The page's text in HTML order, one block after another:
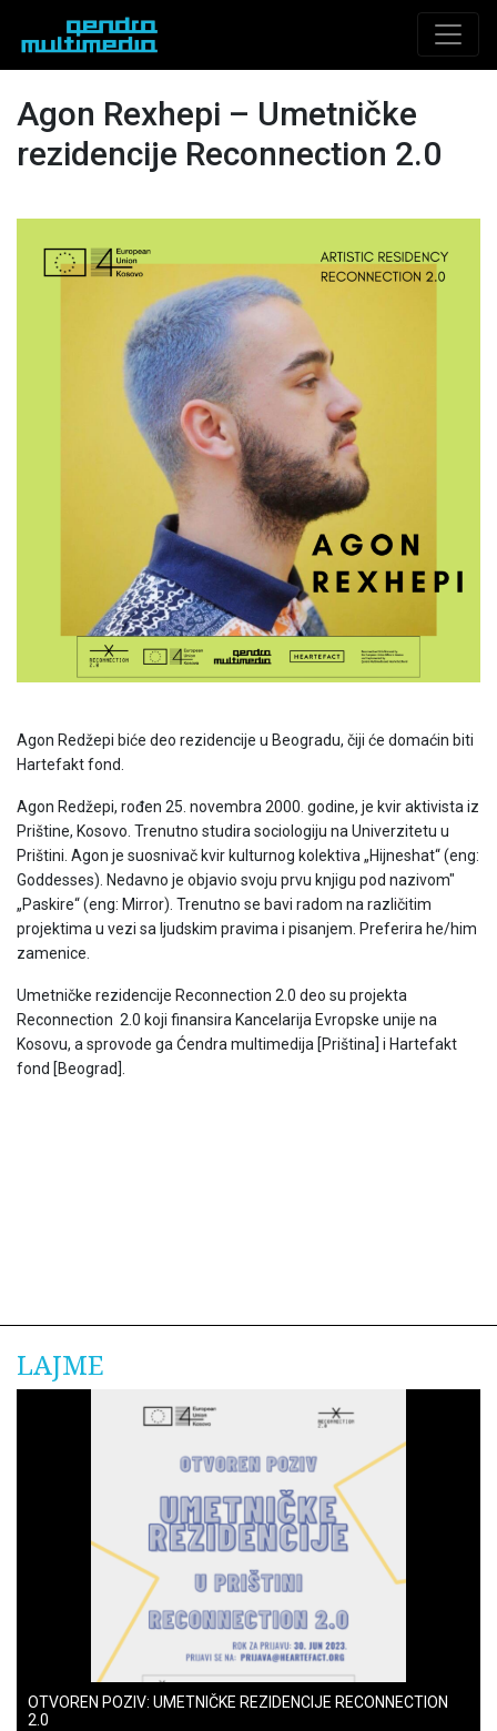
Agon Rexhepi – Umetničke
rezidencije Reconnection 2.0
Agon Redžepi biće deo rezidencije u Beogradu, čiji će domaćin biti
Hartefakt fond.
Agon Redžepi, rođen 25. novembra 2000. godine, je kvir aktivista iz
Prištine, Kosovo. Trenutno studira sociologiju na Univerzitetu u
Prištini. Agon je suosnivač kvir kulturnog kolektiva „Hijneshat“ (eng:
Goddesses). Nedavno je objavio svoju prvu knjigu pod nazivom"
„Paskire“ (eng: Mirror). Trenutno se bavi radom na različitim
projektima u vezi sa ljudskim pravima i pisanjem. Preferira he/him
zamenice.
Umetničke rezidencije Reconnection 2.0 deo su projekta
Reconnection 2.0 koji finansira Kancelarija Evropske unije na
Kosovu, a sprovode ga Ćendra multimedija [Priština] i Hartefakt
fond [Beograd].
LAJME
OTVOREN POZIV: UMETNIČKE REZIDENCIJE RECONNECTION
2.0